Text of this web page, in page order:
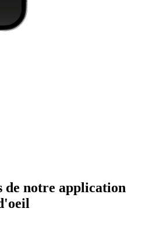
de notre application